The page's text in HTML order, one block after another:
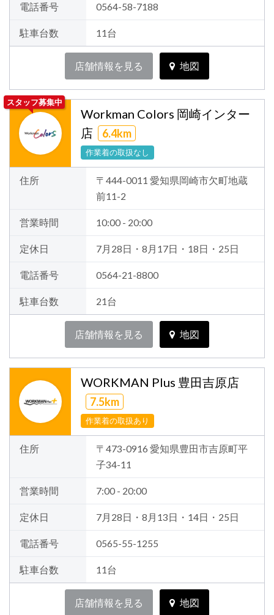
電話番号 0564-58-7188
駐車台数 11台
店舗情報を見る 地図
スタッフ募集中
Workman Colors 岡崎インター
店
6.4km
作業着の取扱なし
住所
〒444-0011 愛知県岡崎市欠町地蔵
前11-2
営業時間 10:00 - 20:00
定休日 7月28日・8月17日・18日・25日
電話番号 0564-21-8800
駐車台数 21台
店舗情報を見る 地図
WORKMAN Plus 豊田吉原店
7.5km
作業着の取扱あり
住所
〒473-0916 愛知県豊田市吉原町平
子34-11
営業時間 7:00 - 20:00
定休日 7月28日・8月13日・14日・25日
電話番号 0565-55-1255
駐車台数 11台
店舗情報を見る 地図